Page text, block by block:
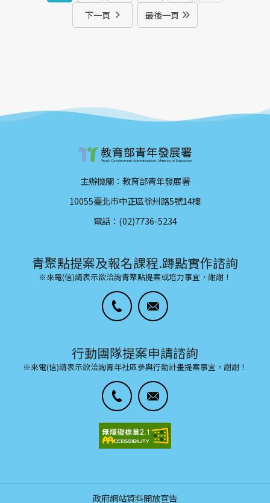
下一頁 最後一頁
主辦機關：教育部青年發展署
10055臺北市中正區徐州路5號14樓
電話：(02)7736-5234
青聚點提案及報名課程.蹲點實作諮詢
※來電(信)請表示欲洽詢青聚點提案或培力事宜，謝謝！
行動團隊提案申請諮詢
※來電(信)請表示欲洽詢青年社區參與行動計畫提案事宜，謝謝！
政府網站資料開放宣告